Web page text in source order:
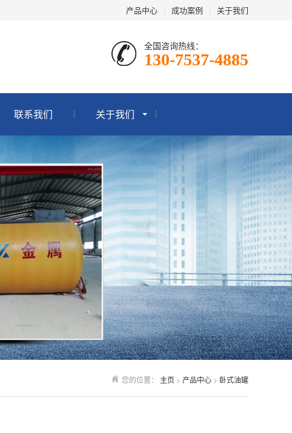
产品中心 成功案例 关于我们
全国咨询热线：
130-7537-4885
联系我们 关于我们
您的位置： 主页 > 产品中心 > 卧式油罐